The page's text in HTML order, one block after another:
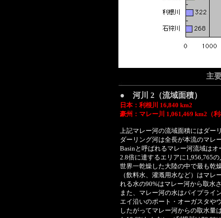
主
● 河川 2（流域面積）
日本：利根川 16,840 km2
豪州：マレー川 1,061,469 km2（
上記マレー河の流域面積にはダー
ダーリング河は全長が本流のマレ
Basinと呼ばれるマレー河流域は
2.8倍に達するエリアに1,956,765
世界一乾燥した大陸の中で最も乾
（飲料水、灌漑用水など）はマ
れる水の90%はマレー河から取水
また、マレー河の水はパイプライ
エイ沿いのポート・オーガスタや
したがってマレー河からの取水量